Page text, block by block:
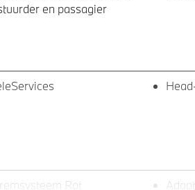
en passagier
Rot